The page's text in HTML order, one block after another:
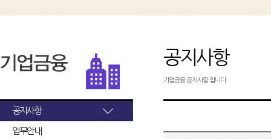
공지사항
업무안내
공지사항
기업금융 공지사항 입니다.